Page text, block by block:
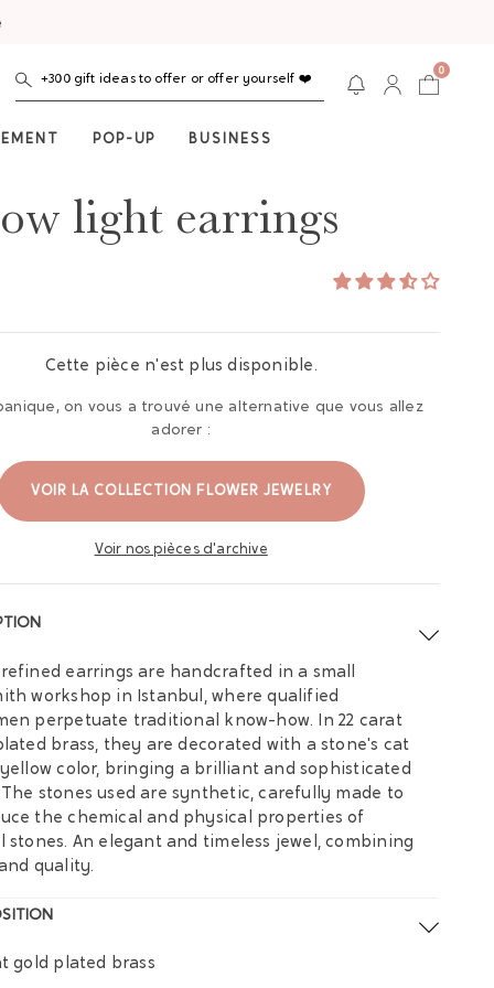
+300 gift ideas to offer or offer yourself ❤️
0
POP-UP BUSINESS
light earrings
Cette pièce n'est plus disponible.
on vous a trouvé une alternative que vous allez
adorer :
VOIR LA COLLECTION FLOWER JEWELRY
Voir nos pièces d'archive
earrings are handcrafted in a small
workshop in Istanbul, where qualified
perpetuate traditional know-how. In 22 carat
brass, they are decorated with a stone's cat
color, bringing a brilliant and sophisticated
stones used are synthetic, carefully made to
the chemical and physical properties of
stones. An elegant and timeless jewel, combining
quality.
gold plated brass